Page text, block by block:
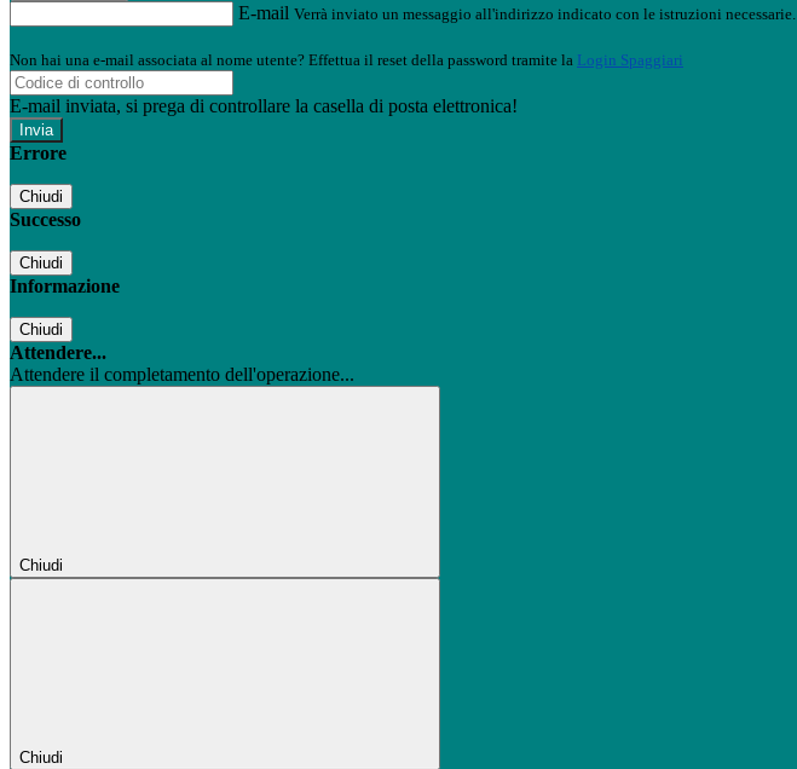
E-mail Verrà inviato un messaggio all'indirizzo indicato con le istruzioni necessarie.
Non hai una e-mail associata al nome utente? Effettua il reset della password tramite la Login Spaggiari
E-mail inviata, si prega di controllare la casella di posta elettronica!
Errore
Chiudi
Successo
Chiudi
Informazione
Chiudi
Attendere...
Attendere il completamento dell'operazione...
Chiudi
Chiudi